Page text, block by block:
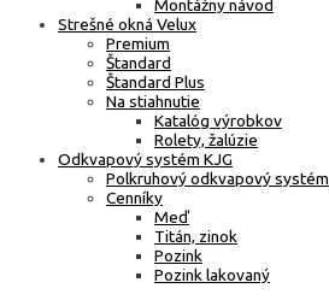
Montážny návod
Strešné okná Velux
Premium
Štandard
Štandard Plus
Na stiahnutie
Katalóg výrobkov
Rolety, žalúzie
Odkvapový systém KJG
Polkruhový odkvapový systém
Cenníky
Meď
Titán, zinok
Pozink
Pozink lakovaný